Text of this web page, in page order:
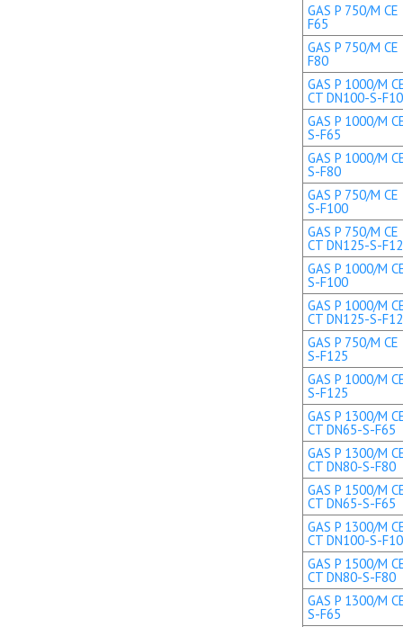
GAS P 750/M
F65
GAS P 750/M
F80
GAS P 1000/M
CT DN100-S-
GAS P 1000/M
S-F65
GAS P 1000/M
S-F80
GAS P 750/M
S-F100
GAS P 750/M CE
CT DN125-S-
GAS P 1000/M
S-F100
GAS P 1000/M
CT DN125-S-
GAS P 750/M
S-F125
GAS P 1000/M
S-F125
GAS P 1300/M
CT DN65-S-F65
GAS P 1300/M
CT DN80-S-F80
GAS P 1500/M
CT DN65-S-F65
GAS P 1300/M
CT DN100-S-
GAS P 1500/M
CT DN80-S-F80
GAS P 1300/M
S-F65